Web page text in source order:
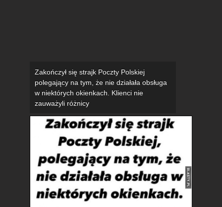
Zakończył się strajk Poczty Polskiej
polegający na tym, że nie działała obsługa
w niektórych okienkach. Klienci nie
zauważyli różnicy